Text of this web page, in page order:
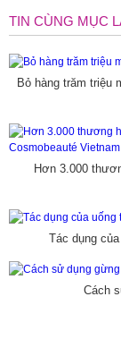
TIN CÙNG MỤC
Bỏ hàng trăm triệu
Hơn 3.000
Tác dụng
Cách